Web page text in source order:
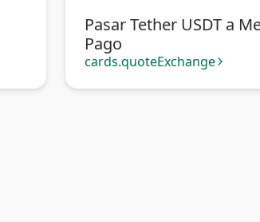
Pasar Tether USDT a
Pago
cards.quoteExchange arrow_forward_ios